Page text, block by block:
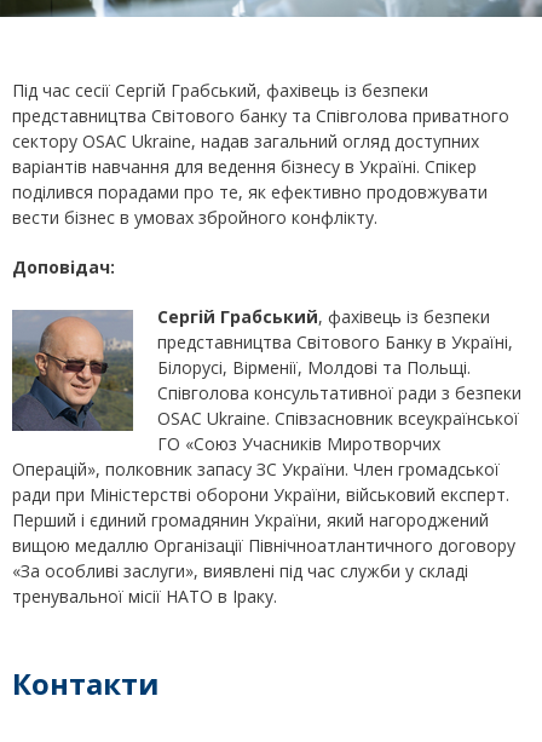
Під час сесії Сергій Грабський, фахівець із безпеки
представництва Світового банку та Співголова приватного
сектору OSAC Ukraine, надав загальний огляд доступних
варіантів навчання для ведення бізнесу в Україні. Спікер
поділився порадами про те, як ефективно продовжувати
вести бізнес в умовах збройного конфлікту.
Доповідач:
Сергій Грабський, фахівець із безпеки
представництва Світового Банку в Україні,
Білорусі, Вірменії, Молдові та Польщі.
Співголова консультативної ради з безпеки
OSAC Ukraine. Співзасновник всеукраїнської
ГО «Союз Учасників Миротворчих
Операцій», полковник запасу ЗС України. Член громадської
ради при Міністерстві оборони України, військовий експерт.
Перший і єдиний громадянин України, який нагороджений
вищою медаллю Організації Північноатлантичного договору
«За особливі заслуги», виявлені під час служби у складі
тренувальної місії НАТО в Іраку.
Контакти